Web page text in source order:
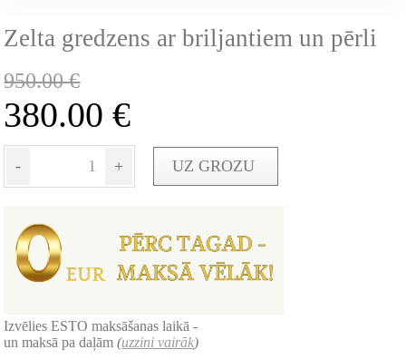
Zelta gredzens ar briljantiem un pērli
950.00€
380.00€
- + UZ GROZU
Izvēlies ESTO maksāšanas laikā -
un maksā pa daļām(uzzini vairāk)